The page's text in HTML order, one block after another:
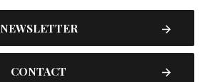
NEWSLETTER
CONTACT